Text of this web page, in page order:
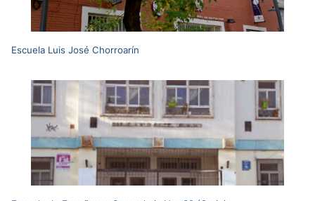
Escuela Luis José Chorroarín